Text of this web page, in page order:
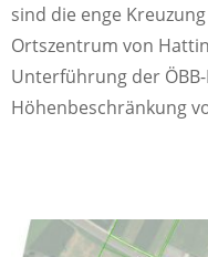
sind die enge
Ortszentrum von
Unterführung der
Höhenbeschränkung